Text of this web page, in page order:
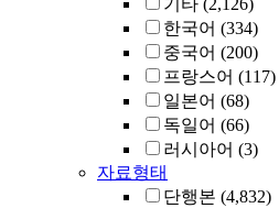
기타 (2,126)
한국어 (334)
중국어 (200)
프랑스어 (117)
일본어 (68)
독일어 (66)
러시아어 (3)
자료형태
단행본 (4,832)